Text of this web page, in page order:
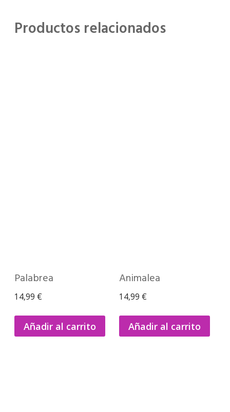
Productos relacionados
Palabrea
14,99 €
Añadir al carrito
Animalea
14,99 €
Añadir al carrito